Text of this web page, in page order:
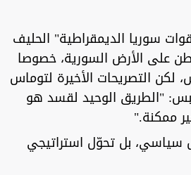
سوريا الديمقراطية" الحليف
على الأرض السورية، خصوصا
التصريحات الأخيرة لتوماس
"الطريق الوحيد لقسد هو
ممكنة."
بل تحوّل استراتيجي